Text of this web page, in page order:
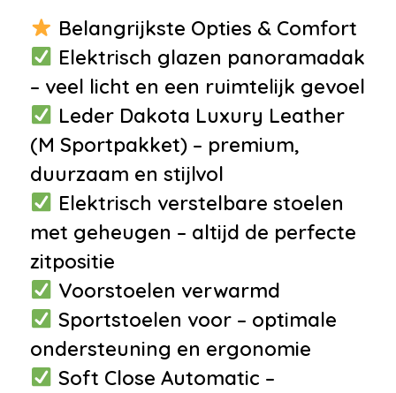
• Getint glas
•Koplampen adaptief
•LED achterlichten
•Mistlampen voor
•Uitlaat sierstuk
•
Warmtewerend glas
Infotainment
•Audio installatie high end
•Head-up display
•Rondomzicht camera
•Audioinstallatie met cd-speler
•Multimedia-voorbereiding
•Navigatiesysteem full map +
Belangrijkste Opties & Comfort
Elektrisch glazen panoramadak
– veel licht en een ruimtelijk gevoel
Leder Dakota Luxury Leather
(M Sportpakket) – premium,
duurzaam en stijlvol
Elektrisch verstelbare stoelen
met geheugen – altijd de perfecte
zitpositie
Voorstoelen verwarmd
Sportstoelen voor – optimale
ondersteuning en ergonomie
Soft Close Automatic –